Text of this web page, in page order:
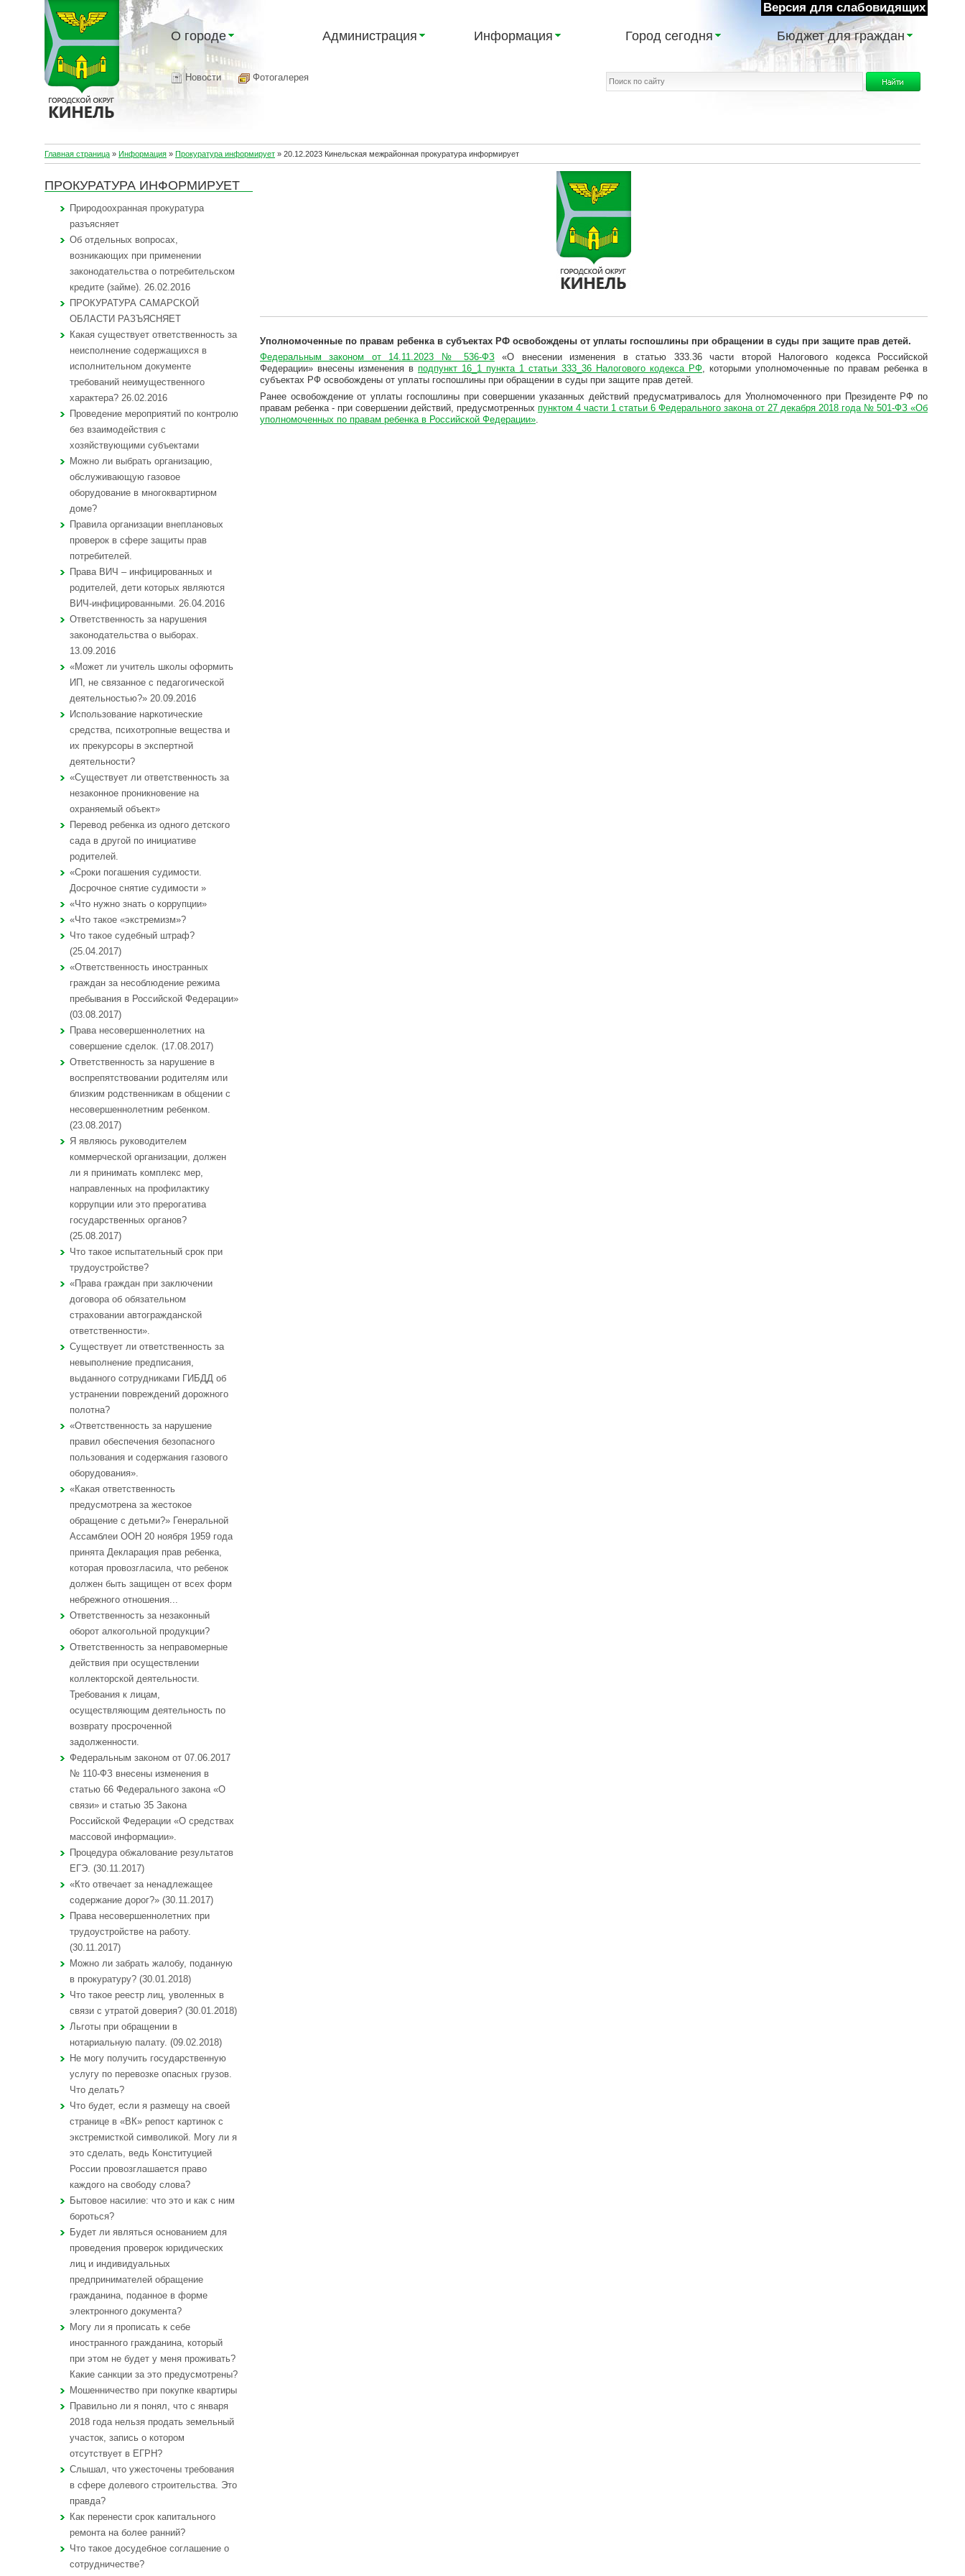
Версия для слабовидящих
О городе Администрация Информация Город сегодня Бюджет для граждан
Новости Фотогалерея
Главная страница » Информация » Прокуратура информирует » 20.12.2023 Кинельская межрайонная прокуратура информирует
ПРОКУРАТУРА ИНФОРМИРУЕТ
Природоохранная прокуратура
разъясняет
Об отдельных вопросах,
возникающих при применении
законодательства о потребительском
кредите (займе). 26.02.2016
ПРОКУРАТУРА САМАРСКОЙ
ОБЛАСТИ РАЗЪЯСНЯЕТ
Какая существует ответственность за
неисполнение содержащихся в
исполнительном документе
требований неимущественного
характера? 26.02.2016
Проведение мероприятий по контролю
без взаимодействия с
хозяйствующими субъектами
Можно ли выбрать организацию,
обслуживающую газовое
оборудование в многоквартирном
доме?
Правила организации внеплановых
проверок в сфере защиты прав
потребителей.
Права ВИЧ – инфицированных и
родителей, дети которых являются
ВИЧ-инфицированными. 26.04.2016
Ответственность за нарушения
законодательства о выборах.
13.09.2016
«Может ли учитель школы оформить
ИП, не связанное с педагогической
деятельностью?» 20.09.2016
Использование наркотические
средства, психотропные вещества и
их прекурсоры в экспертной
деятельности?
«Существует ли ответственность за
незаконное проникновение на
охраняемый объект»
Перевод ребенка из одного детского
сада в другой по инициативе
родителей.
«Сроки погашения судимости.
Досрочное снятие судимости »
«Что нужно знать о коррупции»
«Что такое «экстремизм»?
Что такое судебный штраф?
(25.04.2017)
«Ответственность иностранных
граждан за несоблюдение режима
пребывания в Российской Федерации»
(03.08.2017)
Права несовершеннолетних на
совершение сделок. (17.08.2017)
Ответственность за нарушение в
воспрепятствовании родителям или
близким родственникам в общении с
несовершеннолетним ребенком.
(23.08.2017)
Я являюсь руководителем
коммерческой организации, должен
ли я принимать комплекс мер,
направленных на профилактику
коррупции или это прерогатива
государственных органов?
(25.08.2017)
Что такое испытательный срок при
трудоустройстве?
«Права граждан при заключении
договора об обязательном
страховании автогражданской
ответственности».
Существует ли ответственность за
невыполнение предписания,
выданного сотрудниками ГИБДД об
устранении повреждений дорожного
полотна?
«Ответственность за нарушение
правил обеспечения безопасного
пользования и содержания газового
оборудования».
«Какая ответственность
предусмотрена за жестокое
обращение с детьми?» Генеральной
Ассамблеи ООН 20 ноября 1959 года
принята Декларация прав ребенка,
которая провозгласила, что ребенок
должен быть защищен от всех форм
небрежного отношения...
Ответственность за незаконный
оборот алкогольной продукции?
Ответственность за неправомерные
действия при осуществлении
коллекторской деятельности.
Требования к лицам,
осуществляющим деятельность по
возврату просроченной
задолженности.
Федеральным законом от 07.06.2017
№ 110-ФЗ внесены изменения в
статью 66 Федерального закона «О
связи» и статью 35 Закона
Российской Федерации «О средствах
массовой информации».
Процедура обжалование результатов
ЕГЭ. (30.11.2017)
«Кто отвечает за ненадлежащее
содержание дорог?» (30.11.2017)
Права несовершеннолетних при
трудоустройстве на работу.
(30.11.2017)
Можно ли забрать жалобу, поданную
в прокуратуру? (30.01.2018)
Что такое реестр лиц, уволенных в
связи с утратой доверия? (30.01.2018)
Льготы при обращении в
нотариальную палату. (09.02.2018)
Не могу получить государственную
услугу по перевозке опасных грузов.
Что делать?
Что будет, если я размещу на своей
странице в «ВК» репост картинок с
экстремисткой символикой. Могу ли я
это сделать, ведь Конституцией
России провозглашается право
каждого на свободу слова?
Бытовое насилие: что это и как с ним
бороться?
Будет ли являться основанием для
проведения проверок юридических
лиц и индивидуальных
предпринимателей обращение
гражданина, поданное в форме
электронного документа?
Могу ли я прописать к себе
иностранного гражданина, который
при этом не будет у меня проживать?
Какие санкции за это предусмотрены?
Мошенничество при покупке квартиры
Правильно ли я понял, что с января
2018 года нельзя продать земельный
участок, запись о котором
отсутствует в ЕГРН?
Слышал, что ужесточены требования
в сфере долевого строительства. Это
правда?
Как перенести срок капитального
ремонта на более ранний?
Что такое досудебное соглашение о
сотрудничестве?
Уполномоченные по правам ребенка в субъектах РФ освобождены от уплаты госпошлины при обращении в суды при защите прав детей.
Федеральным законом от 14.11.2023 № 536-ФЗ«О внесении изменения в статью 333.36 части второй Налогового кодекса Российской
Федерации» внесены изменения в подпункт 16_1 пункта 1 статьи 333_36 Налогового кодекса РФ, которыми уполномоченные по правам ребенка в
субъектах РФ освобождены от уплаты госпошлины при обращении в суды при защите прав детей.
Ранее освобождение от уплаты госпошлины при совершении указанных действий предусматривалось для Уполномоченного при Президенте РФ по
правам ребенка - при совершении действий, предусмотренных пунктом 4 части 1 статьи 6 Федерального закона от 27 декабря 2018 года № 501-ФЗ «Об
уполномоченных по правам ребенка в Российской Федерации»